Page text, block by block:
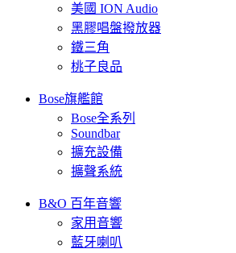
美國 ION Audio
黑膠唱盤撥放器
鐵三角
桃子良品
Bose旗艦館
Bose全系列
Soundbar
擴充設備
擴聲系統
B&O 百年音響
家用音響
藍牙喇叭